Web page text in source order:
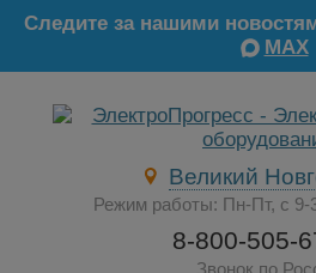
Следите за нашими
MAX
Великий
Режим работы: Пн-Пт, с 9-
8-800-505-
Звонок по